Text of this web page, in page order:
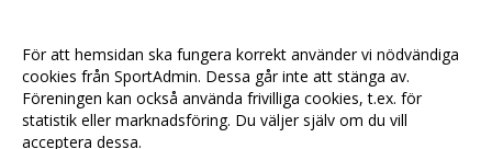
För att hemsidan ska fungera korrekt använder vi nödvändiga
cookies från SportAdmin. Dessa går inte att stänga av.
Föreningen kan också använda frivilliga cookies, t.ex. för
statistik eller marknadsföring. Du väljer själv om du vill
acceptera dessa.